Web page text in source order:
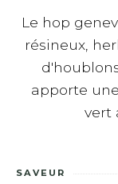
Le hop
résineux,
apporte
vert
SAVEUR